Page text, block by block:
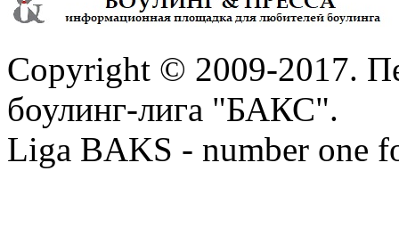
Copyright © 2009-2017.
боулинг-лига "БАКС".
Liga BAKS - number one